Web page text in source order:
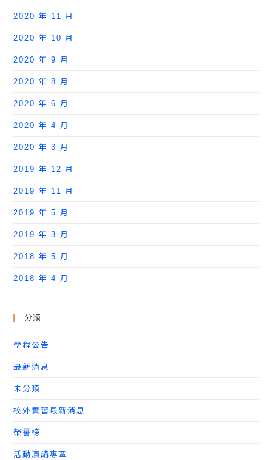
2020 年 11 月
2020 年 10 月
2020 年 9 月
2020 年 8 月
2020 年 6 月
2020 年 4 月
2020 年 3 月
2019 年 12 月
2019 年 11 月
2019 年 5 月
2019 年 3 月
2018 年 5 月
2018 年 4 月
分類
學程公告
最新消息
未分類
校外實習最新消息
榮譽榜
活動演講專區